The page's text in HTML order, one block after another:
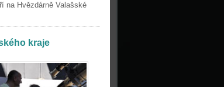
na Hvězdárně Valašské
kraje